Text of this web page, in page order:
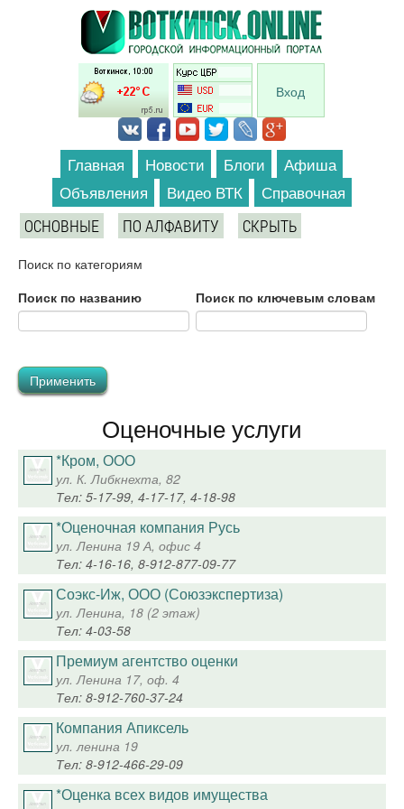
Перейти к основному содержанию
Вход
Главная Новости Блоги
Афиша
Объявления
Видео ВТК Справочная
ОСНОВНЫЕ ПО АЛФАВИТУ СКРЫТЬ
Поиск по категориям
Поиск по названию
Поиск по ключевым словам
Оценочные услуги
*Кром, ООО
ул. К. Либкнехта, 82
Тел: 5-17-99, 4-17-17, 4-18-98
*Оценочная компания Русь
ул. Ленина 19 А, офис 4
Тел: 4-16-16, 8-912-877-09-77
Соэкс-Иж, ООО (Союзэкспертиза)
ул. Ленина, 18 (2 этаж)
Тел: 4-03-58
Премиум агентство оценки
ул. Ленина 17, оф. 4
Тел: 8-912-760-37-24
Компания Апиксель
ул. ленина 19
Тел: 8-912-466-29-09
*Оценка всех видов имущества